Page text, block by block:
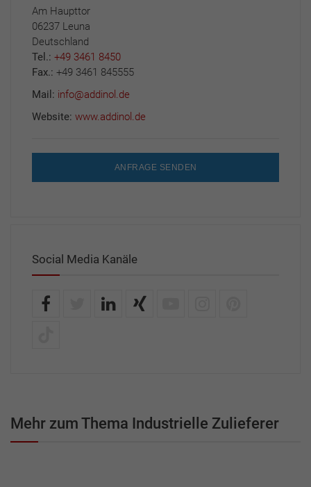
Am Haupttor
06237 Leuna
Deutschland
Tel.: +49 3461 8450
Fax.: +49 3461 845555
Mail: info@addinol.de
Website: www.addinol.de
ANFRAGE SENDEN
Social Media Kanäle
Mehr zum Thema Industrielle Zulieferer